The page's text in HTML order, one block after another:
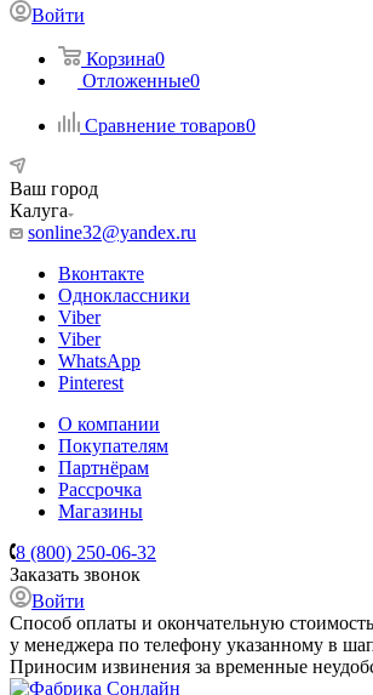
Войти
Корзина0
Отложенные0
Сравнение товаров0
Ваш город
Калуга
sonline32@yandex.ru
Вконтакте
Одноклассники
Viber
Viber
WhatsApp
Pinterest
О компании
Покупателям
Партнёрам
Рассрочка
Магазины
8 (800) 250-06-32
Заказать звонок
Войти
Способ оплаты и окончательную
у менеджера по телефону указанному в
Приносим извинения за временные